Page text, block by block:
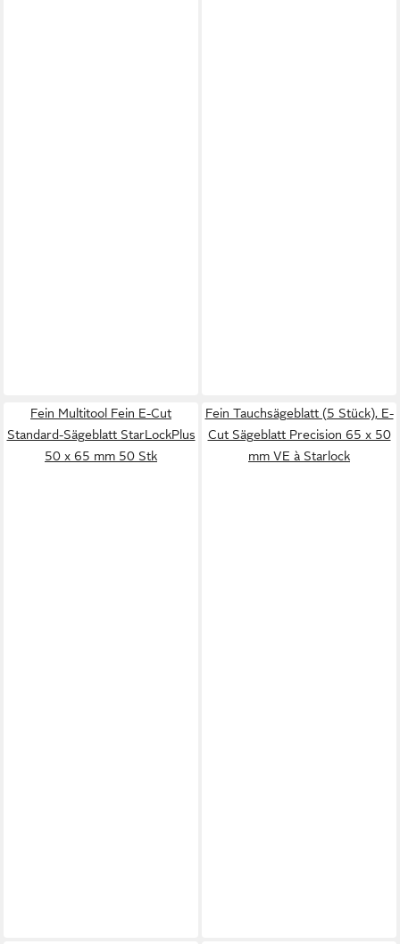
Fein Multitool Fein E-Cut
Standard-Sägeblatt StarLockPlus
50 x 65 mm 50 Stk
Fein Tauchsägeblatt (5 Stück), E-
Cut Sägeblatt Precision 65 x 50
mm VE à Starlock